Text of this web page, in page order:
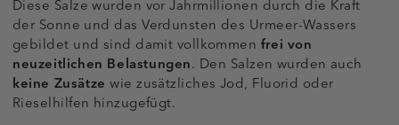
Diese Salze wurden vor Jahrmillionen durch die Kraft
der Sonne und das Verdunsten des Urmeer-Wassers
gebildet und sind damit vollkommen frei von
neuzeitlichen Belastungen. Den Salzen wurden auch
keine Zusätze wie zusätzliches Jod, Fluorid oder
Rieselhilfen hinzugefügt.